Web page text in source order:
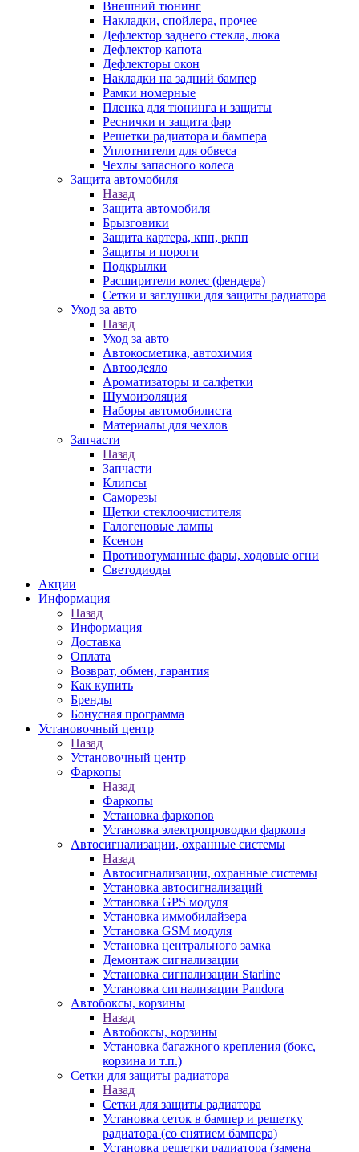
Внешний тюнинг
Накладки, спойлера, прочее
Дефлектор заднего стекла, люка
Дефлектор капота
Дефлекторы окон
Накладки на задний бампер
Рамки номерные
Пленка для тюнинга и защиты
Реснички и защита фар
Решетки радиатора и бампера
Уплотнители для обвеса
Чехлы запасного колеса
Защита автомобиля
Назад
Защита автомобиля
Брызговики
Защита картера, кпп, ркпп
Защиты и пороги
Подкрылки
Расширители колес (фендера)
Сетки и заглушки для защиты радиатора
Уход за авто
Назад
Уход за авто
Автокосметика, автохимия
Автоодеяло
Ароматизаторы и салфетки
Шумоизоляция
Наборы автомобилиста
Материалы для чехлов
Запчасти
Назад
Запчасти
Клипсы
Саморезы
Щетки стеклоочистителя
Галогеновые лампы
Ксенон
Противотуманные фары, ходовые огни
Светодиоды
Акции
Информация
Назад
Информация
Доставка
Оплата
Возврат, обмен, гарантия
Как купить
Бренды
Бонусная программа
Установочный центр
Назад
Установочный центр
Фаркопы
Назад
Фаркопы
Установка фаркопов
Установка электропроводки фаркопа
Автосигнализации, охранные системы
Назад
Автосигнализации, охранные системы
Установка автосигнализаций
Установка GPS модуля
Установка иммобилайзера
Установка GSM модуля
Установка центрального замка
Демонтаж сигнализации
Установка сигнализации Starline
Установка сигнализации Pandora
Автобоксы, корзины
Назад
Автобоксы, корзины
Установка багажного крепления (бокс,
корзина и т.п.)
Сетки для защиты радиатора
Назад
Сетки для защиты радиатора
Установка сеток в бампер и решетку
радиатора (со снятием бампера)
Установка решетки радиатора (замена